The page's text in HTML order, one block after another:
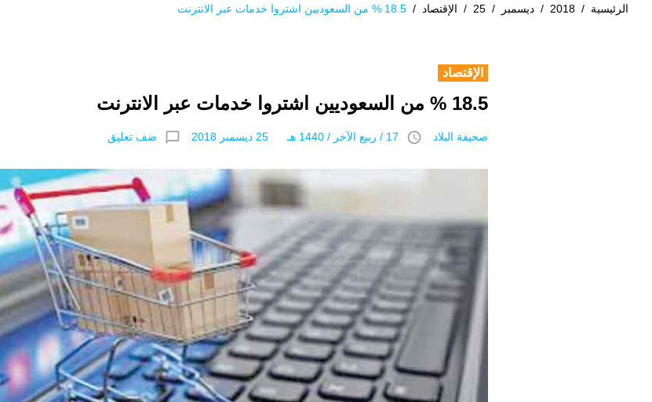
الرئيسية /
2018
/ ديسمبر /
25
/ الإقتصاد / 18.5 % من السعوديين اشتروا خدمات عبر الانترنت
الإقتصاد
18.5 % من السعوديين اشتروا خدمات عبر الانترنت
صحيفة البلاد access_time 17 / ربيع الآخر / 1440 هـ 25 ديسمبر 2018 chat_bubble_outline ضف تعليق